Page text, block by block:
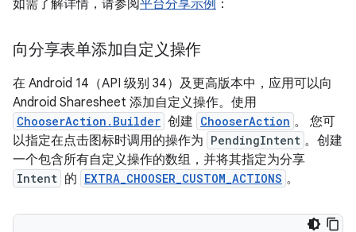
如需了解详情，请参阅平台分享示例 ：
向分享表单添加自定义操作
在 Android 14（API 级别 34）及更高版本中，应用可以向
Android Sharesheet 添加自定义操作。使用
ChooserAction.Builder 创建 ChooserAction 。 您可
以指定在点击图标时调用的操作为 PendingIntent 。创建
一个包含所有自定义操作的数组，并将其指定为分享
Intent 的 EXTRA_CHOOSER_CUSTOM_ACTIONS 。